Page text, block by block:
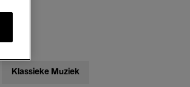
Klassieke Muziek